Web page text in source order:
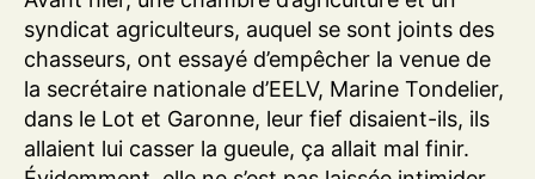
syndicat agriculteurs, auquel se sont joints des
chasseurs, ont essayé d’empêcher la venue de
la secrétaire nationale d’EELV, Marine Tondelier,
dans le Lot et Garonne, leur fief disaient-ils, ils
allaient lui casser la gueule, ça allait mal finir.